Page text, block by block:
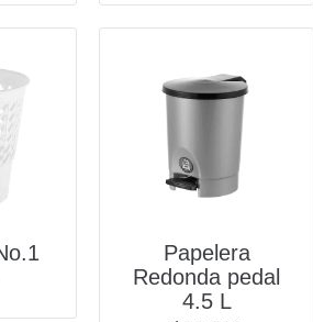
Papelera
Redonda pedal
4.5 L